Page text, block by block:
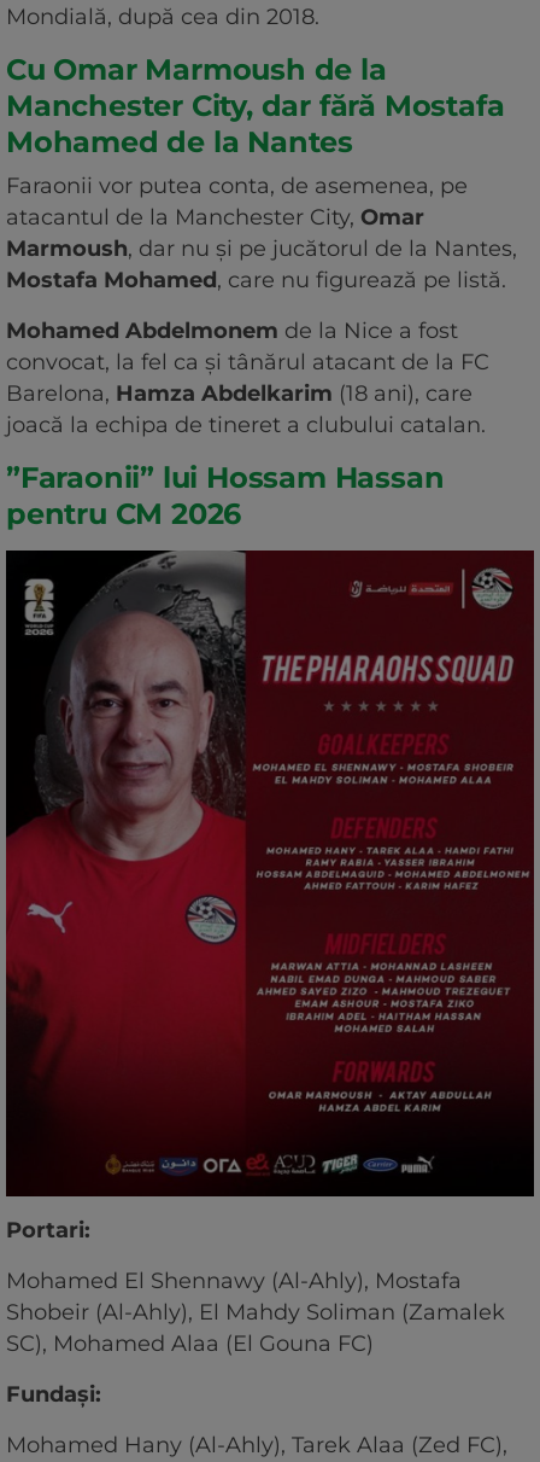
Mondială, după cea din 2018.
Cu Omar Marmoush de la
Manchester City, dar fără Mostafa
Mohamed de la Nantes
Faraonii vor putea conta, de asemenea, pe
atacantul de la Manchester City, Omar
Marmoush, dar nu şi pe jucătorul de la Nantes,
Mostafa Mohamed, care nu figurează pe listă.
Mohamed Abdelmonem de la Nice a fost
convocat, la fel ca şi tânărul atacant de la FC
Barelona, Hamza Abdelkarim (18 ani), care
joacă la echipa de tineret a clubului catalan.
”Faraonii” lui Hossam Hassan
pentru CM 2026
Portari:
Mohamed El Shennawy (Al-Ahly), Mostafa
Shobeir (Al-Ahly), El Mahdy Soliman (Zamalek
SC), Mohamed Alaa (El Gouna FC)
Fundaşi:
Mohamed Hany (Al-Ahly), Tarek Alaa (Zed FC),